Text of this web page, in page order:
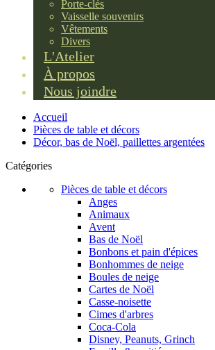
Porte-clés
Vaisselle souvenirs
Vêtements
Divers
L'Atelier
À propos
Nous joindre
Accueil
Pièces de table et décors
Décor, bas de Noël, paillettes argentées
Catégories
Pièces de table et décors
Anges
Animaux
Avent
Bas de Noël
Bonbons et pain d'épices
Bonhommes de neige
Boules de neige
Cartes de Noël
Casse-noisette
Cimes d'arbres
Coca-Cola
Disney, Peanuts, Grinch